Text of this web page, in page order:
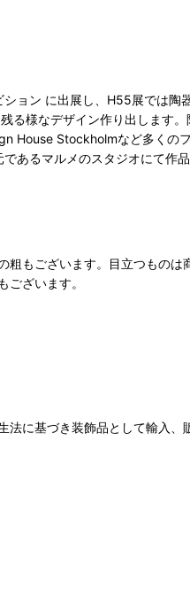
ョン に出展し、H55展では陶
様なデザイン作り出します。
House Stockholmなど多くの
あるマルメのスタジオにて作品
もございます。目立つものは
ざいます。
に基づき装飾品として輸入、